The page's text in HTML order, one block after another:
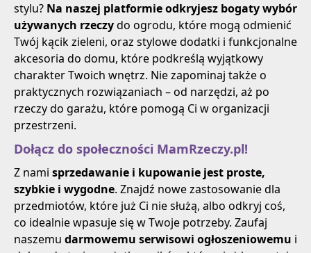
stylu? Na naszej platformie odkryjesz bogaty wybór
używanych rzeczydo ogrodu, które mogą odmienić
Twój kącik zieleni, oraz stylowe dodatki i funkcjonalne
akcesoria do domu, które podkreślą wyjątkowy
charakter Twoich wnętrz. Nie zapominaj także o
praktycznych rozwiązaniach – od narzędzi, aż po
rzeczy do garażu, które pomogą Ci w organizacji
przestrzeni.
Dołącz do społeczności MamRzeczy.pl!
Z nami sprzedawanie i kupowanie jest proste,
szybkie i wygodne. Znajdź nowe zastosowanie dla
przedmiotów, które już Ci nie służą, albo odkryj coś,
co idealnie wpasuje się w Twoje potrzeby. Zaufaj
naszemu darmowemu serwisowi ogłoszeniowemu i